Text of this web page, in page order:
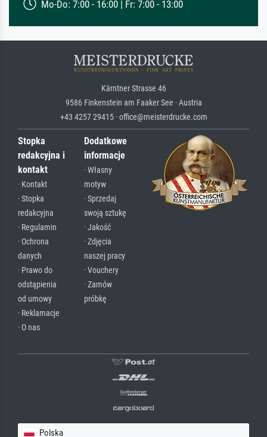
Mo-Do: 7:00 - 16:00 | Fr: 7:00 - 13:00
Kärntner Strasse 46
9586 Finkenstein am Faaker See · Austria
+43 4257 29415 · office@meisterdrucke.com
Stopka
redakcyjna i
kontakt
· Kontakt
· Stopka
redakcyjna
· Regulamin
· Ochrona
danych
· Prawo do
odstąpienia
od umowy
· Reklamacje
· O nas
Dodatkowe
informacje
· Własny
motyw
· Sprzedaj
swoją sztukę
· Jakość
· Zdjęcia
naszej pracy
· Vouchery
· Zamów
próbkę
Polska